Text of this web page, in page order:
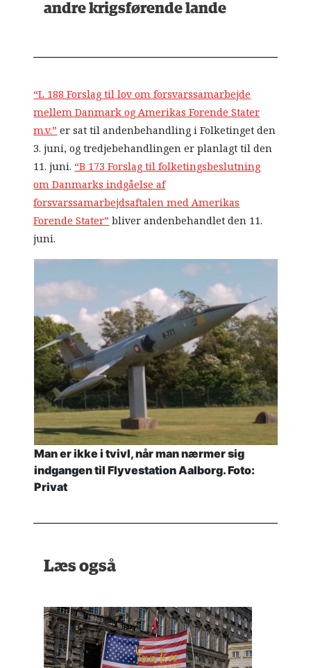
andre krigsførende lande
“L 188 Forslag til lov om forsvarssamarbejde
mellem Danmark og Amerikas Forende Stater
m.v.” er sat til andenbehandling i Folketinget den
3. juni, og tredjebehandlingen er planlagt til den
11. juni. “B 173 Forslag til folketingsbeslutning
om Danmarks indgåelse af
forsvarssamarbejdsaftalen med Amerikas
Forende Stater” bliver andenbehandlet den 11.
juni.
Man er ikke i tvivl, når man nærmer sig
indgangen til Flyvestation Aalborg. Foto:
Privat
Læs også